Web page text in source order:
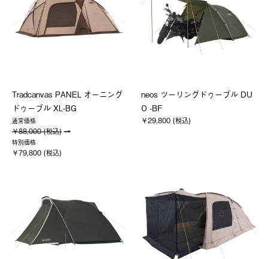
Tradcanvas PANEL オーニング
ドゥーブル XL-BG
通常価格
￥88,000 (税込)
特別価格
￥79,800 (税込)
neos ツーリングドゥーブル DU
O -BF
￥29,800 (税込)